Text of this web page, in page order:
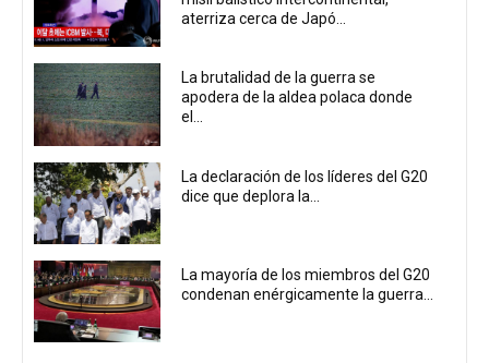
aterriza cerca de Japó...
La brutalidad de la guerra se
apodera de la aldea polaca donde
el...
La declaración de los líderes del G20
dice que deplora la...
La mayoría de los miembros del G20
condenan enérgicamente la guerra...